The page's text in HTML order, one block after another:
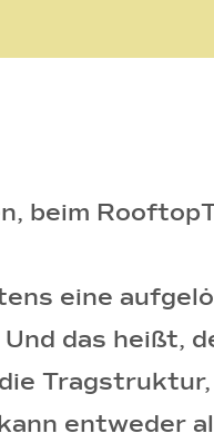
beim
eine
das heißt,
entweder